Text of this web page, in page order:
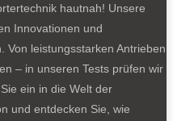
hautnah! Unsere
Innovationen und
Von leistungsstarken Antrieben
– in unseren Tests prüfen wir
ein in die Welt der
und entdecken Sie, wie